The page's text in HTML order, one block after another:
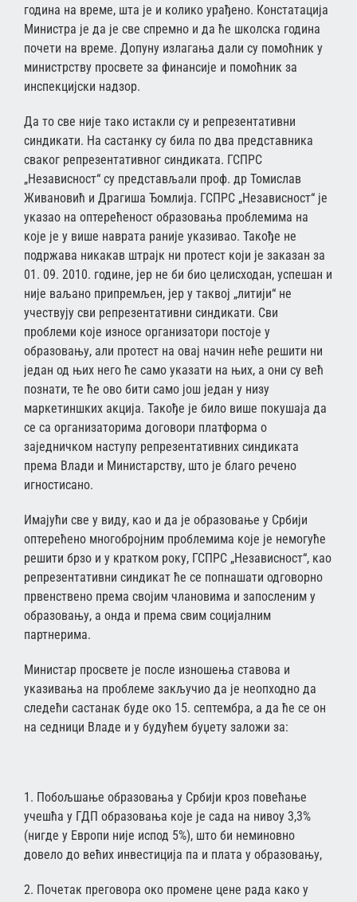
година на време, шта је и колико урађено. Констатација
Министра је да је све спремно и да ће школска година
почети на време. Допуну излагања дали су помоћник у
министрству просвете за финансије и помоћник за
инспекцијски надзор.
Да то све није тако истакли су и репрезентативни
синдикати. На састанку су била по два представника
сваког репрезентативног синдиката. ГСПРС
„Независност“ су представљали проф. др Томислав
Живановић и Драгиша Ђомлија. ГСПРС „Независност“ је
указао на оптерећеност образовања проблемима на
које је у више наврата раније указивао. Такође не
подржава никакав штрајк ни протест који је заказан за
01. 09. 2010. године, јер не би био целисходан, успешан и
није ваљано припремљен, јер у таквој „литији“ не
учествују сви репрезентативни синдикати. Сви
проблеми које износе организатори постоје у
образовању, али протест на овај начин неће решити ни
један од њих него ће само указати на њих, а они су већ
познати, те ће ово бити само још један у низу
маркетиншких акција. Такође је било више покушаја да
се са организаторима договори платформа о
заједничком наступу репрезентативних синдиката
према Влади и Министарству, што је благо речено
игностисано.
Имајући све у виду, као и да је образовање у Србији
оптерећено многобројним проблемима које је немогуће
решити брзо и у кратком року, ГСПРС „Независност“, као
репрезентативни синдикат ће се попнашати одговорно
првенствено према својим члановима и запосленим у
образовању, а онда и према свим социјалним
партнерима.
Министар просвете је после изношења ставова и
указивања на проблеме закључио да је неопходно да
следећи састанак буде око 15. септембра, а да ће се он
на седници Владе и у будућем буџету заложи за:
1. Побољшање образовања у Србији кроз повећање
учешћа у ГДП образовања које је сада на нивоу 3,3%
(нигде у Европи није испод 5%), што би неминовно
довело до већих инвестиција па и плата у образовању,
2. Почетак преговора око промене цене рада како у